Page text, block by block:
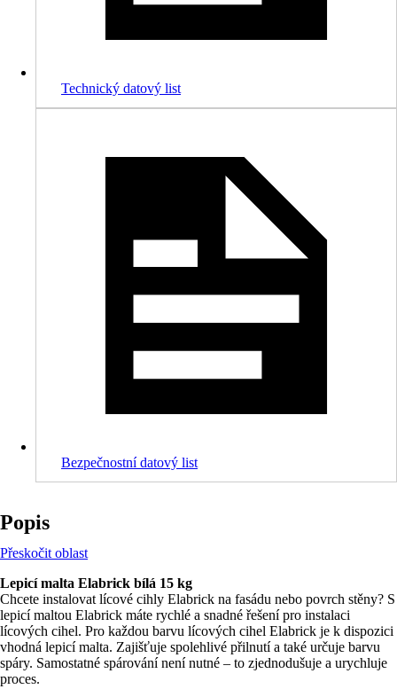
Technický datový list
Bezpečnostní datový list
Popis
Přeskočit oblast
Lepicí malta Elabrick bílá 15 kg
Chcete instalovat lícové cihly Elabrick na fasádu nebo povrch stěny? S
lepicí maltou Elabrick máte rychlé a snadné řešení pro instalaci
lícových cihel. Pro každou barvu lícových cihel Elabrick je k dispozici
vhodná lepicí malta. Zajišťuje spolehlivé přilnutí a také určuje barvu
spáry. Samostatné spárování není nutné – to zjednodušuje a urychluje
proces.